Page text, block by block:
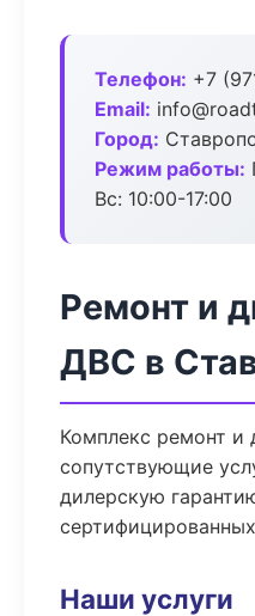
Телефон: +7
Email:
Город:
Режим работы:
Вс: 10:00-17:00
Ремонт и
ДВС в
Комплекс ремонт и
сопутствующие
дилерскую
Наши услуги